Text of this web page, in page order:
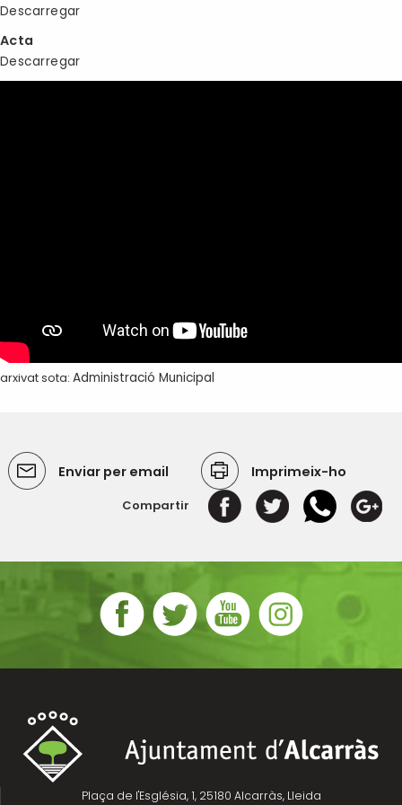
Descarregar
Acta
Descarregar
arxivat sota: Administració Municipal
Enviar per email Imprimeix-ho
Compartir
Plaça de l'Església, 1, 25180 Alcarràs, Lleida